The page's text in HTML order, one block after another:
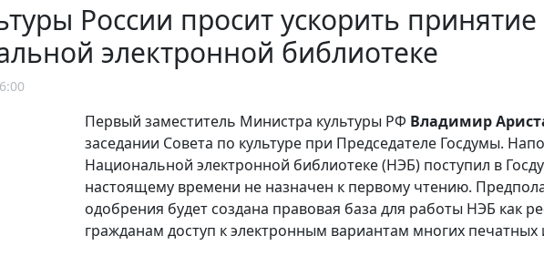
России просит ускорить принятие
электронной библиотеке
Первый заместитель Министра культуры РФ Владимир
заседании Совета по культуре при Председателе Госдумы.
Национальной электронной библиотеке (НЭБ) поступил в
настоящему времени не назначен к первому чтению.
одобрения будет создана правовая база для работы НЭБ как
гражданам доступ к электронным вариантам многих печатных